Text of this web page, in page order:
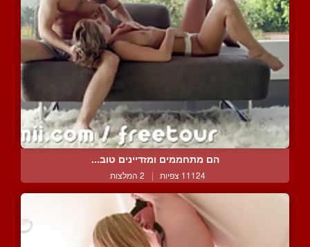
הם מתחממים ומזדיינים טוב...
11124 צפיות | 2 המלצות